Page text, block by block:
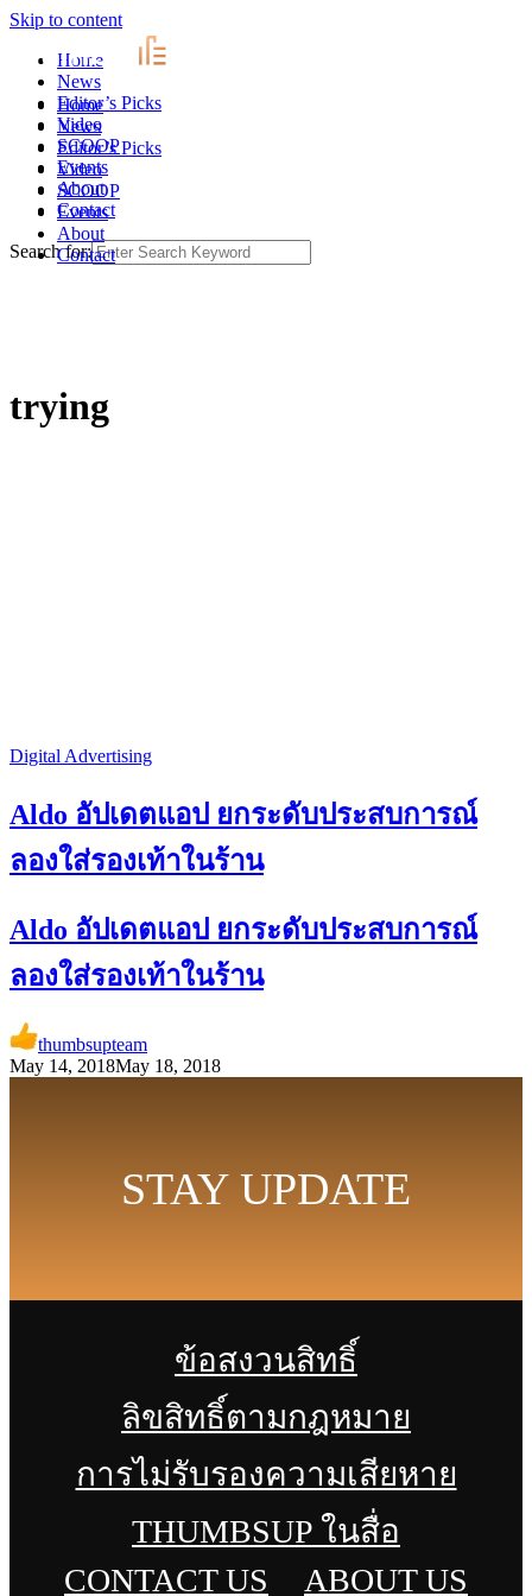
Skip to content
Home
News
Editor’s Picks
Video
SCOOP
Events
About
Contact
Home
News
Editor’s Picks
Video
SCOOP
Events
About
Contact
Search for:
trying
Digital Advertising
Aldo อัปเดตแอป ยกระดับประสบการณ์
ลองใส่รองเท้าในร้าน
Aldo อัปเดตแอป ยกระดับประสบการณ์
ลองใส่รองเท้าในร้าน
thumbsupteam
May 14, 2018May 18, 2018
STAY UPDATE
ข้อสงวนสิทธิ์
ลิขสิทธิ์ตามกฎหมาย
การไม่รับรองความเสียหาย
THUMBSUP ในสื่อ
CONTACT US
ABOUT US